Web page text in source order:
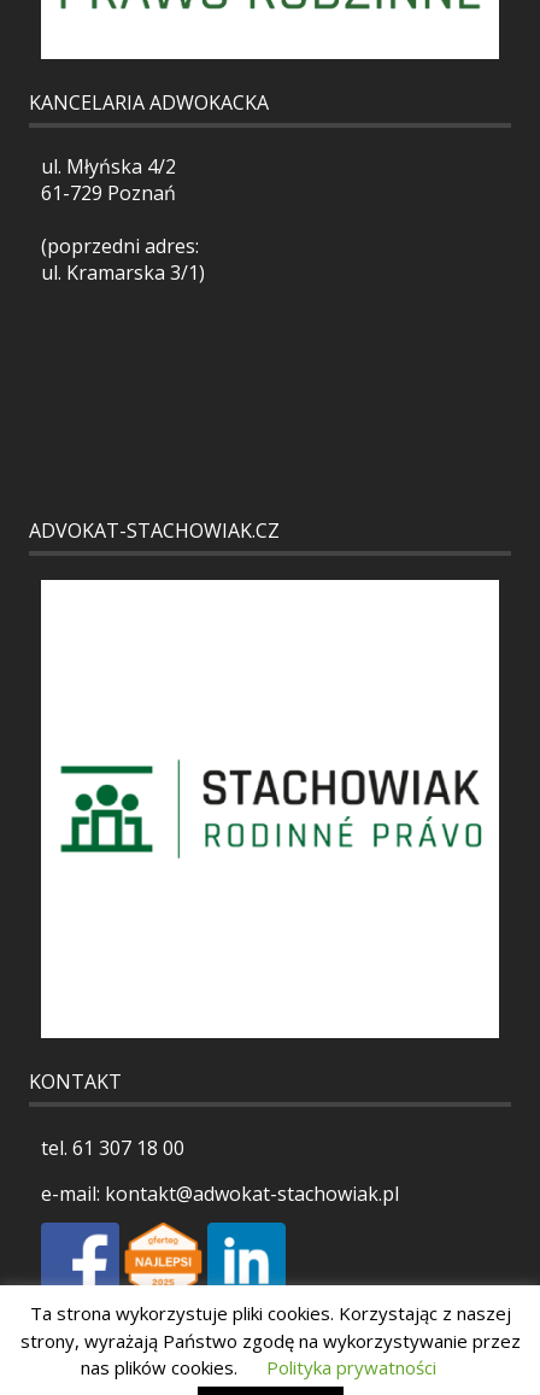
KANCELARIA ADWOKACKA
ul. Młyńska 4/2
61-729 Poznań
(poprzedni adres:
ul. Kramarska 3/1)
ADVOKAT-STACHOWIAK.CZ
KONTAKT
tel. 61 307 18 00
e-mail: kontakt@adwokat-stachowiak.pl
Polityka prywatności
Ta strona wykorzystuje pliki cookies. Korzystając z naszej
strony, wyrażają Państwo zgodę na wykorzystywanie przez
nas plików cookies.
Polityka prywatności